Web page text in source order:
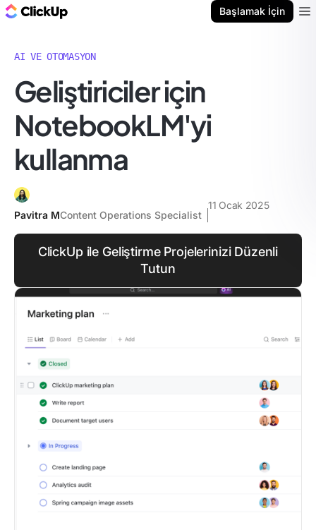
Başlamak İçin
AI VE OTOMASYON
Geliştiriciler için
NotebookLM'yi
kullanma
Pavitra MContent Operations Specialist
11 Ocak 2025
ClickUp ile Geliştirme Projelerinizi Düzenli
Tutun